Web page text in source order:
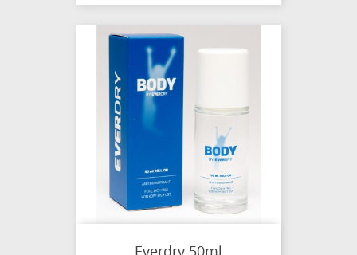
Everdry 50ml